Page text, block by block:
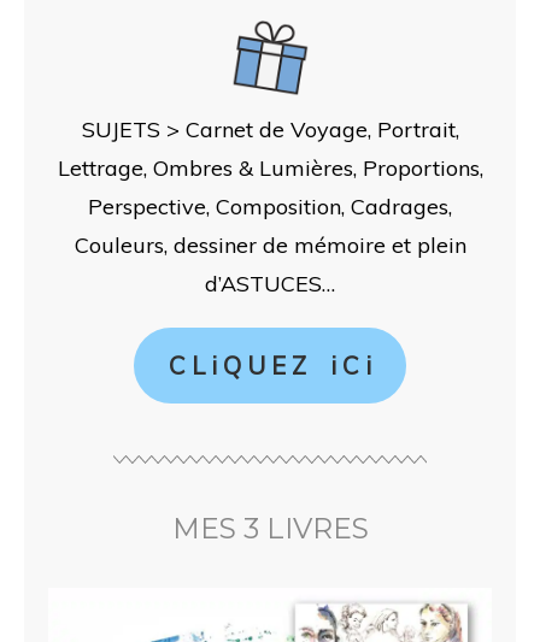
SUJETS > Carnet de Voyage, Portrait,
Lettrage, Ombres & Lumières, Proportions,
Perspective, Composition, Cadrages,
Couleurs, dessiner de mémoire et plein
d’ASTUCES…
C L i Q U E Z i C i
MES 3 LIVRES